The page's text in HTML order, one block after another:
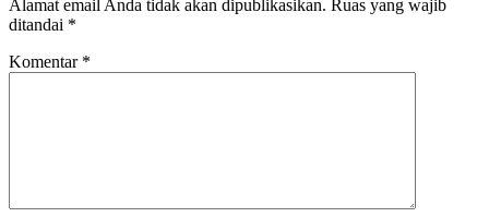
Alamat email Anda tidak akan dipublikasikan. Ruas yang wajib
ditandai *
Komentar *